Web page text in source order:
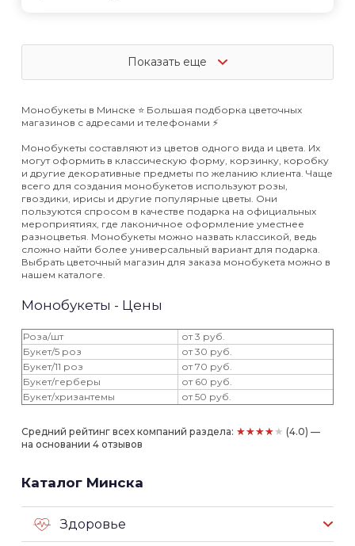
Показать еще
Монобукеты в Минске ⭐️ Большая подборка цветочных
магазинов с адресами и телефонами ⚡️
Монобукеты составляют из цветов одного вида и цвета. Их
могут оформить в классическую форму, корзинку, коробку
и другие декоративные предметы по желанию клиента. Чаще
всего для создания монобукетов используют розы,
гвоздики, ирисы и другие популярные цветы. Они
пользуются спросом в качестве подарка на официальных
мероприятиях, где лаконичное оформление уместнее
разноцветья. Монобукеты можно назвать классикой, ведь
сложно найти более универсальный вариант для подарка.
Выбрать цветочный магазин для заказа монобукета можно в
нашем каталоге.
Монобукеты - Цены
Роза/шт
от 3 руб.
Букет/5 роз
от 30 руб.
Букет/11 роз
от 70 руб.
Букет/герберы
от 60 руб.
Букет/хризантемы
от 50 руб.
Средний рейтинг всех компаний раздела: ★★★★★ (4.0) —
на основании 4 отзывов
Каталог Минска
Здоровье